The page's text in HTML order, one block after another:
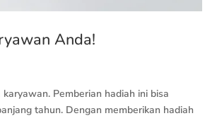
Anda!
Pemberian hadiah ini bisa
tahun. Dengan memberikan hadiah